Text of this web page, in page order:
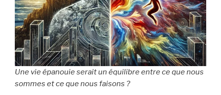
Une vie épanouie serait un équilibre entre ce que nous
sommes et ce que nous faisons ?